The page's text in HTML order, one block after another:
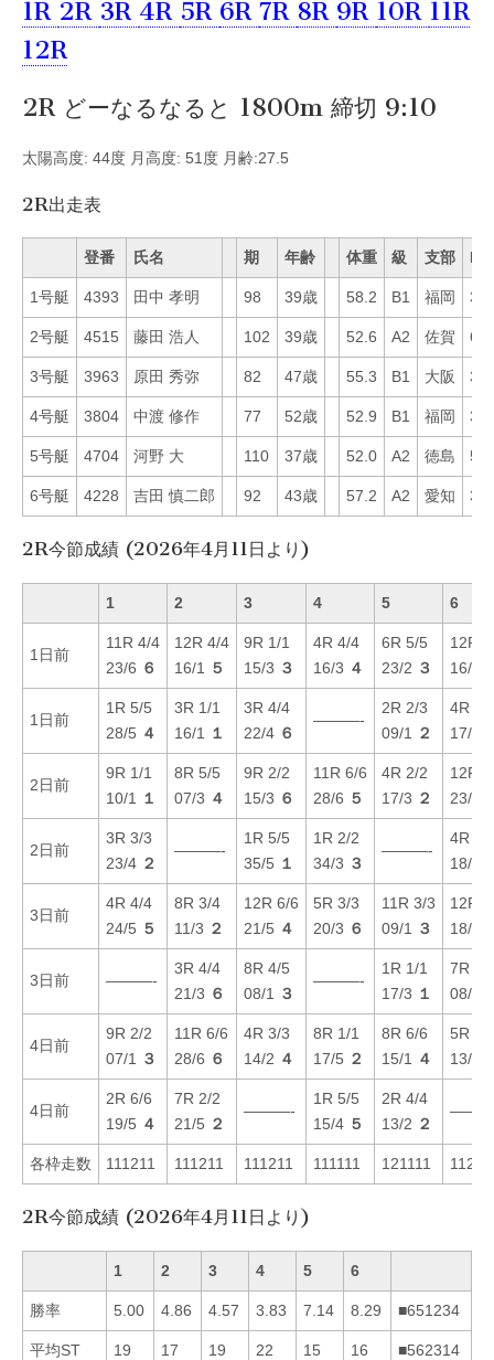
1R 2R 3R 4R 5R 6R 7R 8R 9R 10R 11R
12R
2R どーなるなると 1800m 締切 9:10
太陽高度: 44度 月高度: 51度 月齢:27.5
2R出走表
登番 氏名 期 年齢 体重 級 支部 Mo
1号艇 4393 田中 孝明 98 39歳 58.2 B1 福岡 37
2号艇 4515 藤田 浩人 102 39歳 52.6 A2 佐賀 61
3号艇 3963 原田 秀弥 82 47歳 55.3 B1 大阪 35
4号艇 3804 中渡 修作 77 52歳 52.9 B1 福岡 39
5号艇 4704 河野 大 110 37歳 52.0 A2 徳島 59
6号艇 4228 吉田 慎二郎 92 43歳 57.2 A2 愛知 38
2R今節成績 (2026年4月11日より)
1 2 3 4 5 6
1日前
11R 4/4
23/6 ６
12R 4/4
16/1
５
9R 1/1
15/3 ３
4R 4/4
16/3 ４
6R 5/5
23/2 ３
12R
16/1
1日前
1R 5/5
28/5 ４
3R 1/1
16/1
１
3R 4/4
22/4 ６
———-
2R 2/3
09/1
２
4R 3/
17/4
2日前
9R 1/1
10/1
１
8R 5/5
07/3 ４
9R 2/2
15/3 ６
11R 6/6
28/6 ５
4R 2/2
17/3 ２
12R
23/2
2日前
3R 3/3
23/4 ２
———-
1R 5/5
35/5 １
1R 2/2
34/3 ３
———-
4R 1/
18/4
3日前
4R 4/4
24/5 ５
8R 3/4
11/3 ２
12R 6/6
21/5 ４
5R 3/3
20/3 ６
11R 3/3
09/1
３
12R
18/4
3日前 ———-
3R 4/4
21/3 ６
8R 4/5
08/1
３
———-
1R 1/1
17/3 １
7R 4/
08/1
4日前
9R 2/2
07/1
３
11R 6/6
28/6 ６
4R 3/3
14/2 ４
8R 1/1
17/5 ２
8R 6/6
15/1
４
5R 5/
13/1
4日前
2R 6/6
19/5 ４
7R 2/2
21/5 ２
———-
1R 5/5
15/4 ５
2R 4/4
13/2 ２
各枠走数 111211 111211 111211 111111 121111
2R今節成績 (2026年4月11日より)
1 2 3 4 5 6
勝率 5.00 4.86 4.57 3.83 7.14 8.29 ■651234
平均ST 19 17 19 22 15 16 ■562314